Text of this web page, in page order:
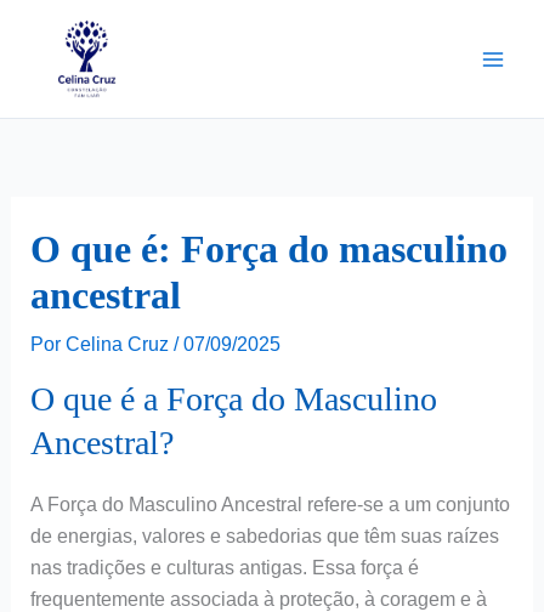
O que é: Força do masculino
ancestral
Por Celina Cruz / 07/09/2025
O que é a Força do Masculino
Ancestral?
A Força do Masculino Ancestral refere-se a um conjunto
de energias, valores e sabedorias que têm suas raízes
nas tradições e culturas antigas. Essa força é
frequentemente associada à proteção, à coragem e à